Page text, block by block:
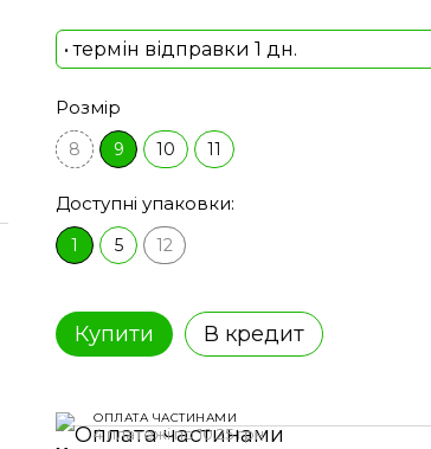
• термін відправки 1 дн.
Розмір
8 9 10 11
Доступні упаковки:
1 5 12
Купити В кредит
ОПЛАТА ЧАСТИНАМИ
4 платежі по 10.25 грн